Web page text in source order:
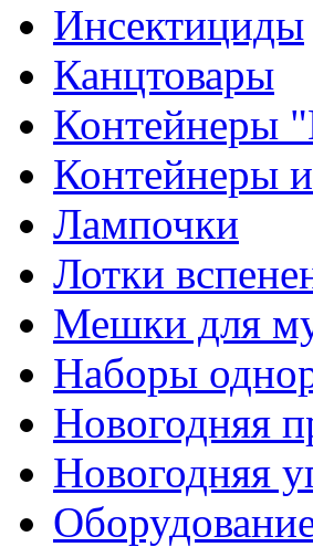
Инсектициды
Канцтовары
Контейнеры
Контейнеры
Лампочки
Лотки
Мешки для
Наборы
Новогодняя
Новогодняя